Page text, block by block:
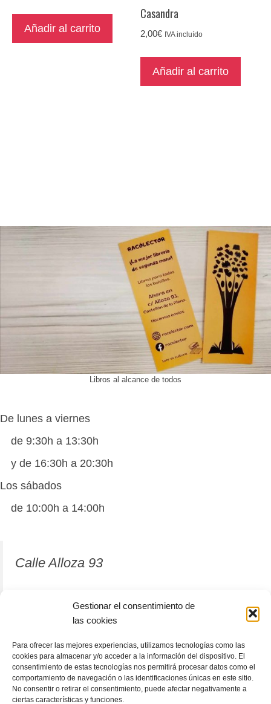
Gestionar el consentimiento de
las cookies
Para ofrecer las mejores experiencias, utilizamos tecnologías como las
cookies para almacenar y/o acceder a la información del dispositivo. El
consentimiento de estas tecnologías nos permitirá procesar datos como el
comportamiento de navegación o las identificaciones únicas en este sitio.
No consentir o retirar el consentimiento, puede afectar negativamente a
ciertas características y funciones.
Añadir al carrito
Casandra
2,00€ IVA incluído
Añadir al carrito
Libros al alcance de todos
De lunes a viernes
de 9:30h a 13:30h
y de 16:30h a 20:30h
Los sábados
de 10:00h a 14:00h
Calle Alloza 93
12001 Castellón de la Plana
964 81 37 63